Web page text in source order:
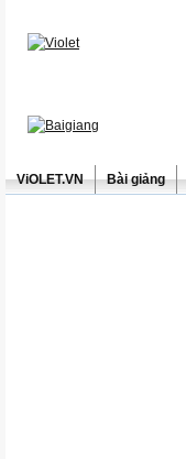
ViOLET.VN Bài giảng